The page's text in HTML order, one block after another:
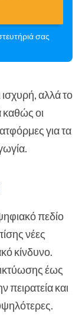
σας
αλλά το
καθώς οι
για τα
πεδίο
νέες
κίνδυνο.
έως
πειρατεία και